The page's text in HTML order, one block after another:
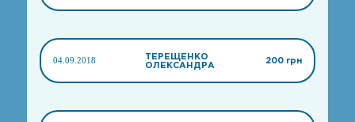
04.09.2018
ТЕРЕЩЕНКО
ОЛЕКСАНДРА
200 грн